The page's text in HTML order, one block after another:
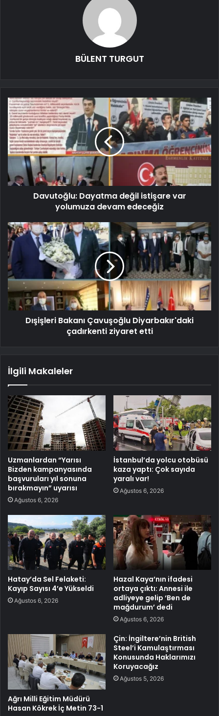
BÜLENT TURGUT
Davutoğlu: Dayatma değil istişare var
yolumuza devam edeceğiz
Dışişleri Bakanı Çavuşoğlu Diyarbakır'daki
çadırkenti ziyaret etti
İlgili Makaleler
Uzmanlardan “Yarısı
Bizden kampanyasında
başvuruları yıl sonuna
bırakmayın” uyarısı
Ağustos 6, 2026
İstanbul’da yolcu otobüsü
kaza yaptı: Çok sayıda
yaralı var!
Ağustos 6, 2026
Hatay’da Sel Felaketi:
Kayıp Sayısı 4’e Yükseldi
Ağustos 6, 2026
Hazal Kaya’nın ifadesi
ortaya çıktı: Annesi ile
adliyeye gelip ‘Ben de
mağdurum’ dedi
Ağustos 6, 2026
Ağrı Milli Eğitim Müdürü
Hasan Kökrek İç Metin 73-1
Çin: İngiltere’nin British
Steel’i Kamulaştırması
Konusunda Haklarımızı
Koruyacağız
Ağustos 5, 2026